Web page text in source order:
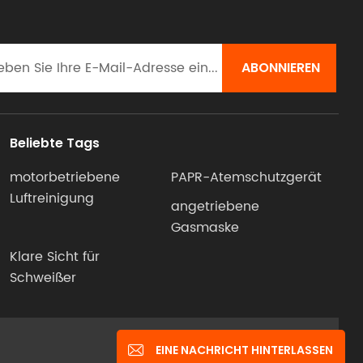
wie
Beliebte Tags
motorbetriebene
Luftreinigung
PAPR-Atemschutzgerät
angetriebene
Gasmaske
Klare Sicht für
Schweißer
IPv6-Netzwerk unterstützt
EINE NACHRICHT HINTERLASSEN